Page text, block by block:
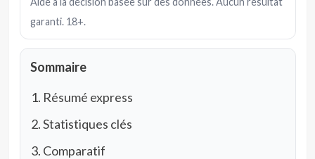
garanti. 18+.
Sommaire
Résumé express
Statistiques clés
Comparatif